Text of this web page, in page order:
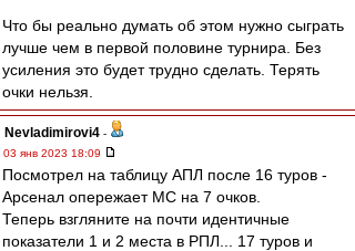
Что бы реально думать об этом нужно сыграть
лучше чем в первой половине турнира. Без
усиления это будет трудно сделать. Терять
очки нельзя.
Nevladimirovi4 -
03 янв 2023 18:09
Посмотрел на таблицу АПЛ после 16 туров -
Арсенал опережает МС на 7 очков.
Теперь взгляните на почти идентичные
показатели 1 и 2 места в РПЛ... 17 туров и